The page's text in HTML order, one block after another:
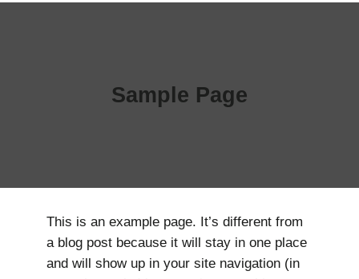
Sample Page
This is an example page. It’s different from
a blog post because it will stay in one place
and will show up in your site navigation (in